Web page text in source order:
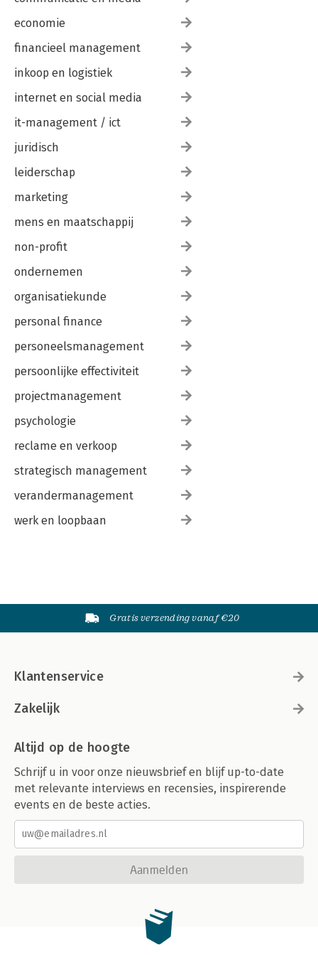
economie
financieel management
inkoop en logistiek
internet en social media
it-management / ict
juridisch
leiderschap
marketing
mens en maatschappij
non-profit
ondernemen
organisatiekunde
personal finance
personeelsmanagement
persoonlijke effectiviteit
projectmanagement
psychologie
reclame en verkoop
strategisch management
verandermanagement
werk en loopbaan
Gratis verzending vanaf €20
Klantenservice
Zakelijk
Altijd op de hoogte
Schrijf u in voor onze nieuwsbrief en blijf up-to-date
met relevante interviews en recensies, inspirerende
events en de beste acties.
Aanmelden